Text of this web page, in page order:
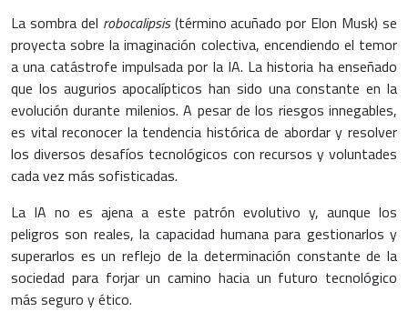
La sombra del robocalipsis(término acuñado por Elon Musk) se
proyecta sobre la imaginación colectiva, encendiendo el temor
a una catástrofe impulsada por la IA. La historia ha enseñado
que los augurios apocalípticos han sido una constante en la
evolución durante milenios. A pesar de los riesgos innegables,
es vital reconocer la tendencia histórica de abordar y resolver
los diversos desafíos tecnológicos con recursos y voluntades
cada vez más sofisticadas.
La IA no es ajena a este patrón evolutivo y, aunque los
peligros son reales, la capacidad humana para gestionarlos y
superarlos es un reflejo de la determinación constante de la
sociedad para forjar un camino hacia un futuro tecnológico
más seguro y ético.